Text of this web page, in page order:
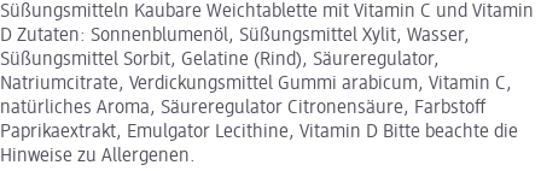
Süßungsmitteln Kaubare Weichtablette mit Vitamin C und Vitamin
D Zutaten: Sonnenblumenöl, Süßungsmittel Xylit, Wasser,
Süßungsmittel Sorbit, Gelatine (Rind), Säureregulator,
Natriumcitrate, Verdickungsmittel Gummi arabicum, Vitamin C,
natürliches Aroma, Säureregulator Citronensäure, Farbstoff
Paprikaextrakt, Emulgator Lecithine, Vitamin D Bitte beachte die
Hinweise zu Allergenen.